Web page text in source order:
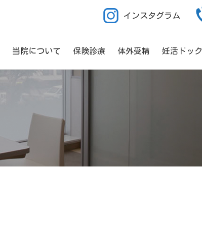
インスタグラム
当院について 保険診療 体外受精 妊活ドック